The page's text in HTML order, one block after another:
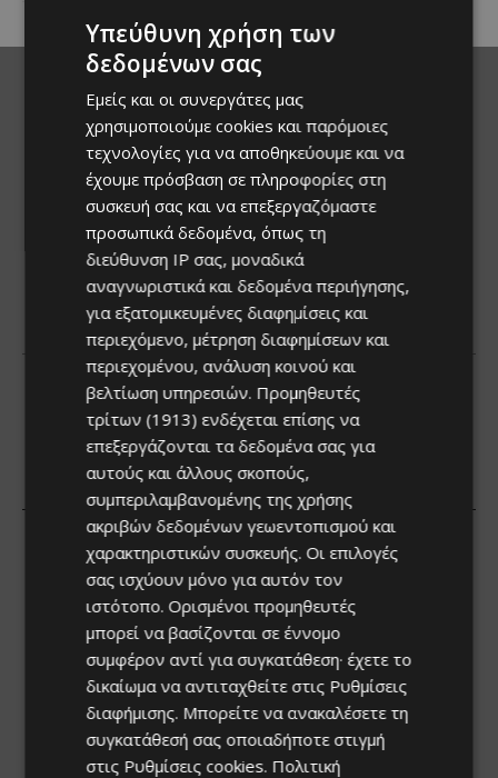
Υπεύθυνη χρήση των
δεδομένων σας
Εμείς και οι συνεργάτες μας
χρησιμοποιούμε cookies και παρόμοιες
τεχνολογίες για να αποθηκεύουμε και να
έχουμε πρόσβαση σε πληροφορίες στη
συσκευή σας και να επεξεργαζόμαστε
προσωπικά δεδομένα, όπως τη
διεύθυνση IP σας, μοναδικά
αναγνωριστικά και δεδομένα περιήγησης,
για εξατομικευμένες διαφημίσεις και
περιεχόμενο, μέτρηση διαφημίσεων και
περιεχομένου, ανάλυση κοινού και
βελτίωση υπηρεσιών. Προμηθευτές
τρίτων (1913) ενδέχεται επίσης να
επεξεργάζονται τα δεδομένα σας για
αυτούς και άλλους σκοπούς,
συμπεριλαμβανομένης της χρήσης
ακριβών δεδομένων γεωεντοπισμού και
χαρακτηριστικών συσκευής. Οι επιλογές
σας ισχύουν μόνο για αυτόν τον
ιστότοπο. Ορισμένοι προμηθευτές
μπορεί να βασίζονται σε έννομο
συμφέρον αντί για συγκατάθεση· έχετε το
δικαίωμα να αντιταχθείτε στις Ρυθμίσεις
διαφήμισης. Μπορείτε να ανακαλέσετε τη
συγκατάθεσή σας οποιαδήποτε στιγμή
στις Ρυθμίσεις cookies. Πολιτική